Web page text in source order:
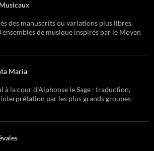
des manuscrits ou variations plus libres,
de musique inspirés par le Moyen
Maria
à la cour d’Alphonse le Sage : traduction,
par les plus grands groupes